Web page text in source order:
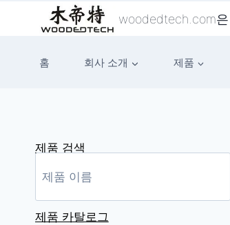
woodedtech.com은
홈 회사 소개 제품
제품 검색
제품 카탈로그